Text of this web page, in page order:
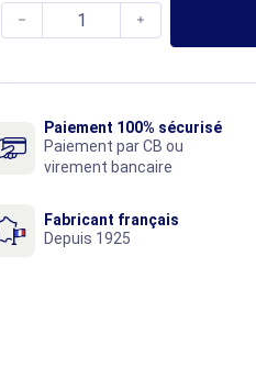
 
Paiement 100% sécurisé
Paiement par CB ou
virement bancaire
Fabricant français
Depuis 1925